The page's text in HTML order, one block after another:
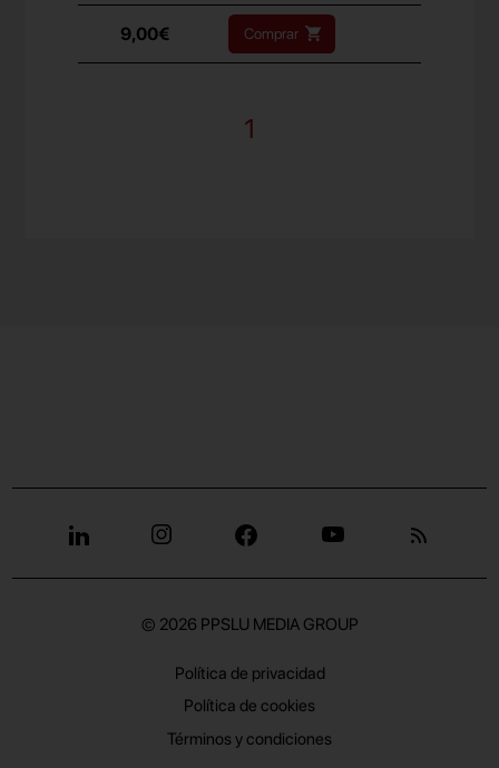
9,00€ Comprar
1
© 2026 PPSLU MEDIA GROUP
Política de privacidad
Política de cookies
Términos y condiciones